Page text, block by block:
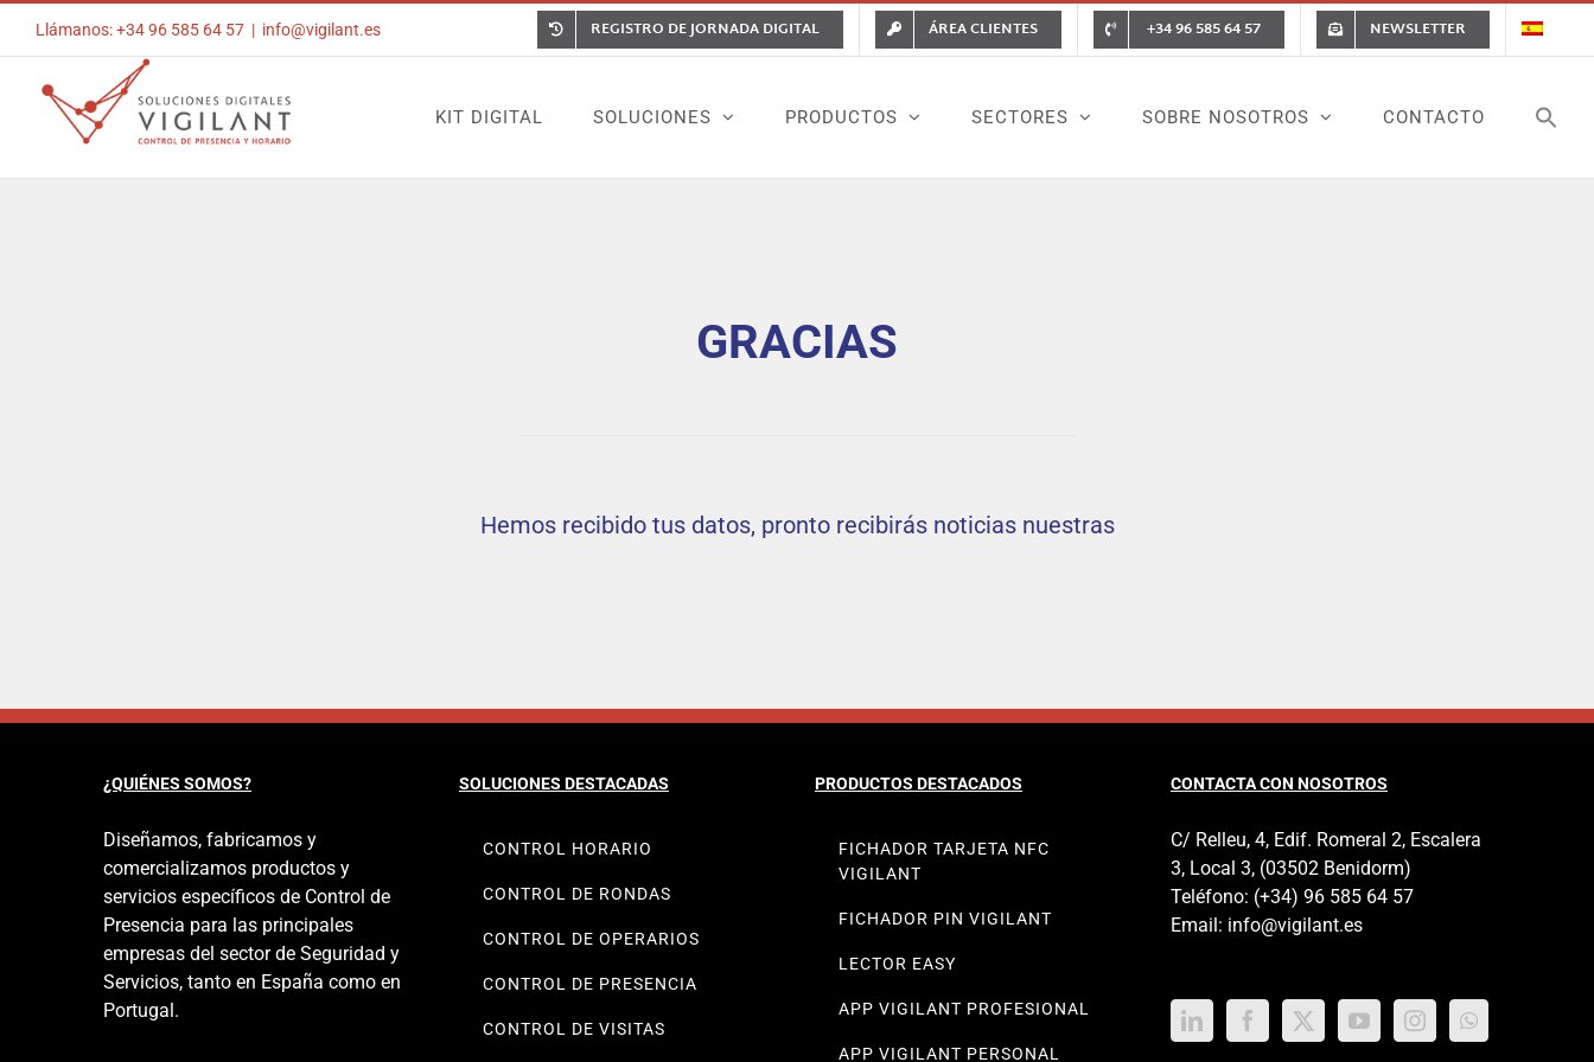
Llámanos: +34 96 585 64 57 | info@vigilant.es REGISTRO DE JORNADA DIGITAL ÁREA CLIENTES +34 96 585 64 57 NEWSLETTER
KIT DIGITAL SOLUCIONES PRODUCTOS SECTORES SOBRE NOSOTROS CONTACTO
GRACIAS
Hemos recibido tus datos, pronto recibirás noticias nuestras
¿QUIÉNES SOMOS?
Diseñamos, fabricamos y
comercializamos productos y
servicios específicos de Control de
Presencia para las principales
empresas del sector de Seguridad y
Servicios, tanto en España como en
Portugal.
SOLUCIONES DESTACADAS
CONTROL HORARIO
CONTROL DE RONDAS
CONTROL DE OPERARIOS
CONTROL DE PRESENCIA
CONTROL DE VISITAS
PRODUCTOS DESTACADOS
FICHADOR TARJETA NFC
VIGILANT
FICHADOR PIN VIGILANT
LECTOR EASY
APP VIGILANT PROFESIONAL
APP VIGILANT PERSONAL
CONTACTA CON NOSOTROS
C/ Relleu, 4, Edif. Romeral 2, Escalera
3, Local 3, (03502 Benidorm)
Teléfono: (+34) 96 585 64 57
Email: info@vigilant.es